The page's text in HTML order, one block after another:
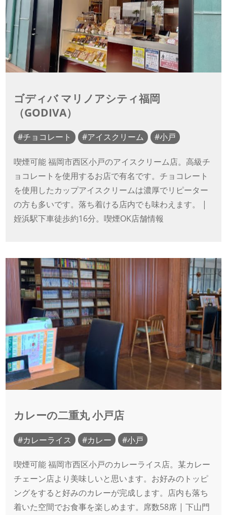
ゴディバ マリノアシティ福岡
（GODIVA）
チョコレート アイスクリーム 小戸
喫煙可能 福岡市西区小戸のアイスクリーム店。高級チ
ョコレートを使用するお店で有名です。チョコレート
を使用したカップアイスクリームは濃厚でリピーター
の方も多いです。落ち着ける店内でも味わえます。 |
姪浜駅下車徒歩約16分。喫煙OK店舗情報
カレーの二重丸 小戸店
カレーライス カレー 小戸
喫煙可能 福岡市西区小戸のカレーライス店。某カレー
チェーン店より美味しいと思います。お好みのトッピ
ングをすると好みのカレーが完成します。店内も落ち
着いた空間でお食事を楽しめます。席数58席 | 下山門